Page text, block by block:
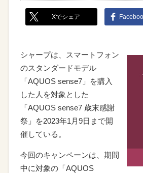
Xでシェア
シャープは、スマートフォン
のスタンダードモデル
「AQUOS sense7」を購入
した人を対象とした
「AQUOS sense7 歳末感謝
祭」を2023年1月9日まで開
催している。
今回のキャンペーンは、期間
中に対象の「AQUOS